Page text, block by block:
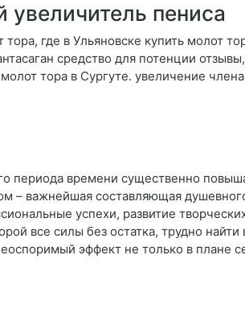
пениса
где в Ульяновске купить молот
средство для потенции
тора в Сургуте. увеличение
периода времени существенно
– важнейшая составляющая
успехи, развитие
все силы без остатка, трудно
эффект не только в плане